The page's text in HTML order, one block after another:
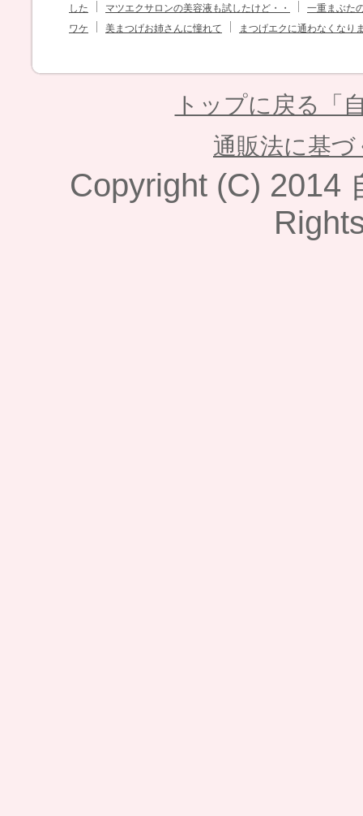
した
マツエクサロンの美容液も試したけど・・
一重まぶた
ワケ
美まつげお姉さんに憧れて まつげエクに通わなくなり
トップに戻る「
通販法に基づ
Copyright (C) 2014